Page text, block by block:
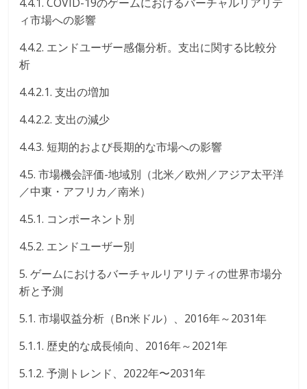
ィ市場への影響
4.4.2. エンドユーザー感傷分析。支出に関する比較分
析
4.4.2.1. 支出の増加
4.4.2.2. 支出の減少
4.4.3. 短期的および長期的な市場への影響
4.5. 市場機会評価-地域別（北米／欧州／アジア太平洋
／中東・アフリカ／南米）
4.5.1. コンポーネント別
4.5.2. エンドユーザー別
5. ゲームにおけるバーチャルリアリティの世界市場分
析と予測
5.1. 市場収益分析（Bn米ドル）、2016年～2031年
5.1.1. 歴史的な成長傾向、2016年～2021年
5.1.2. 予測トレンド、2022年〜2031年